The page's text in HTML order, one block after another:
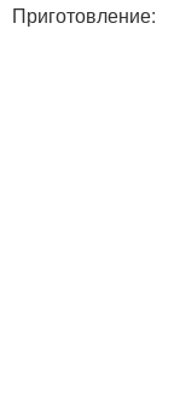
Приготовление: